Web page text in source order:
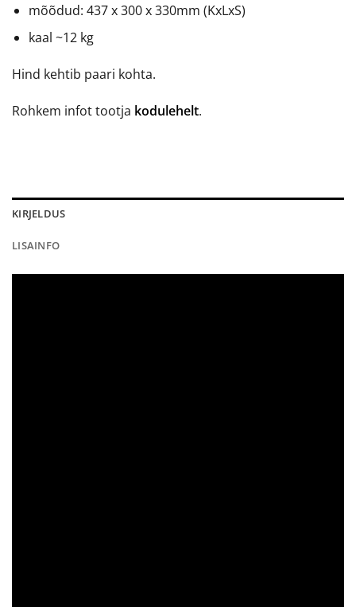
mõõdud: 437 x 300 x 330mm (KxLxS)
kaal ~12 kg
Hind kehtib paari kohta.
Rohkem infot tootja kodulehelt.
KIRJELDUS
LISAINFO